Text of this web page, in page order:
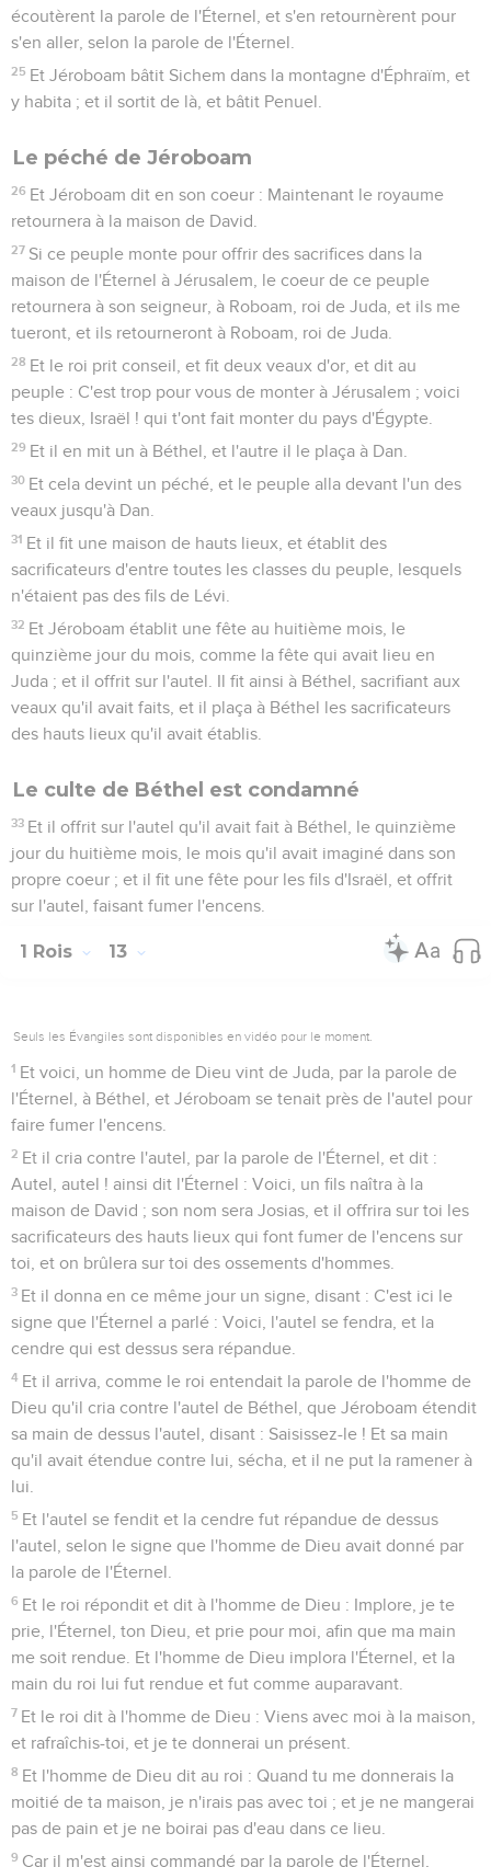
écoutèrent la parole de l'Éternel, et s'en retournèrent pour
s'en aller, selon la parole de l'Éternel.
25 Et Jéroboam bâtit Sichem dans la montagne d'Éphraïm, et
y habita ; et il sortit de là, et bâtit Penuel.
Le péché de Jéroboam
26 Et Jéroboam dit en son coeur : Maintenant le royaume
retournera à la maison de David.
27 Si ce peuple monte pour offrir des sacrifices dans la
maison de l'Éternel à Jérusalem, le coeur de ce peuple
retournera à son seigneur, à Roboam, roi de Juda, et ils me
tueront, et ils retourneront à Roboam, roi de Juda.
28 Et le roi prit conseil, et fit deux veaux d'or, et dit au
peuple : C'est trop pour vous de monter à Jérusalem ; voici
tes dieux, Israël ! qui t'ont fait monter du pays d'Égypte.
29 Et il en mit un à Béthel, et l'autre il le plaça à Dan.
30 Et cela devint un péché, et le peuple alla devant l'un des
veaux jusqu'à Dan.
31 Et il fit une maison de hauts lieux, et établit des
sacrificateurs d'entre toutes les classes du peuple, lesquels
n'étaient pas des fils de Lévi.
32 Et Jéroboam établit une fête au huitième mois, le
quinzième jour du mois, comme la fête qui avait lieu en
Juda ; et il offrit sur l'autel. Il fit ainsi à Béthel, sacrifiant aux
veaux qu'il avait faits, et il plaça à Béthel les sacrificateurs
des hauts lieux qu'il avait établis.
Le culte de Béthel est condamné
33 Et il offrit sur l'autel qu'il avait fait à Béthel, le quinzième
jour du huitième mois, le mois qu'il avait imaginé dans son
propre coeur ; et il fit une fête pour les fils d'Israël, et offrit
sur l'autel, faisant fumer l'encens.
1 Rois 13
Seuls les Évangiles sont disponibles en vidéo pour le moment.
1 Et voici, un homme de Dieu vint de Juda, par la parole de
l'Éternel, à Béthel, et Jéroboam se tenait près de l'autel pour
faire fumer l'encens.
2 Et il cria contre l'autel, par la parole de l'Éternel, et dit :
Autel, autel ! ainsi dit l'Éternel : Voici, un fils naîtra à la
maison de David ; son nom sera Josias, et il offrira sur toi les
sacrificateurs des hauts lieux qui font fumer de l'encens sur
toi, et on brûlera sur toi des ossements d'hommes.
3 Et il donna en ce même jour un signe, disant : C'est ici le
signe que l'Éternel a parlé : Voici, l'autel se fendra, et la
cendre qui est dessus sera répandue.
4 Et il arriva, comme le roi entendait la parole de l'homme de
Dieu qu'il cria contre l'autel de Béthel, que Jéroboam étendit
sa main de dessus l'autel, disant : Saisissez-le ! Et sa main
qu'il avait étendue contre lui, sécha, et il ne put la ramener à
lui.
5 Et l'autel se fendit et la cendre fut répandue de dessus
l'autel, selon le signe que l'homme de Dieu avait donné par
la parole de l'Éternel.
6 Et le roi répondit et dit à l'homme de Dieu : Implore, je te
prie, l'Éternel, ton Dieu, et prie pour moi, afin que ma main
me soit rendue. Et l'homme de Dieu implora l'Éternel, et la
main du roi lui fut rendue et fut comme auparavant.
7 Et le roi dit à l'homme de Dieu : Viens avec moi à la maison,
et rafraîchis-toi, et je te donnerai un présent.
8 Et l'homme de Dieu dit au roi : Quand tu me donnerais la
moitié de ta maison, je n'irais pas avec toi ; et je ne mangerai
pas de pain et je ne boirai pas d'eau dans ce lieu.
9 Car il m'est ainsi commandé par la parole de l'Éternel,